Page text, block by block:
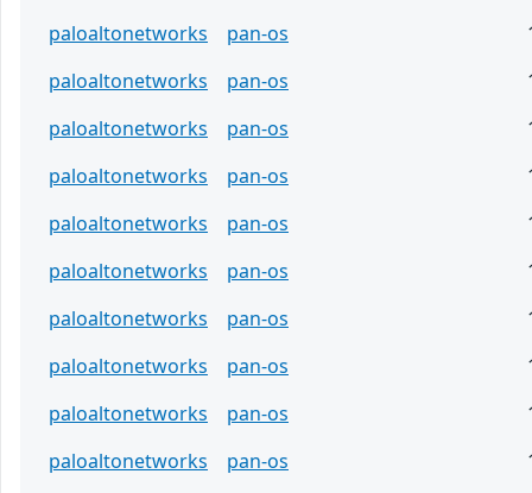
paloaltonetworks
pan-os
paloaltonetworks
pan-os
paloaltonetworks
pan-os
paloaltonetworks
pan-os
paloaltonetworks
pan-os
paloaltonetworks
pan-os
paloaltonetworks
pan-os
paloaltonetworks
pan-os
paloaltonetworks
pan-os
paloaltonetworks
pan-os